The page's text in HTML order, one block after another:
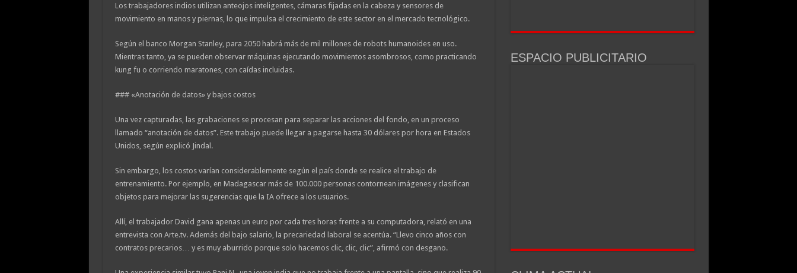
Los trabajadores indios utilizan anteojos inteligentes, cámaras fijadas en la cabeza y sensores de
movimiento en manos y piernas, lo que impulsa el crecimiento de este sector en el mercado tecnológico.
Según el banco Morgan Stanley, para 2050 habrá más de mil millones de robots humanoides en uso.
Mientras tanto, ya se pueden observar máquinas ejecutando movimientos asombrosos, como practicando
kung fu o corriendo maratones, con caídas incluidas.
### «Anotación de datos» y bajos costos
Una vez capturadas, las grabaciones se procesan para separar las acciones del fondo, en un proceso
llamado “anotación de datos”. Este trabajo puede llegar a pagarse hasta 30 dólares por hora en Estados
Unidos, según explicó Jindal.
Sin embargo, los costos varían considerablemente según el país donde se realice el trabajo de
entrenamiento. Por ejemplo, en Madagascar más de 100.000 personas contornean imágenes y clasifican
objetos para mejorar las sugerencias que la IA ofrece a los usuarios.
Allí, el trabajador David gana apenas un euro por cada tres horas frente a su computadora, relató en una
entrevista con Arte.tv. Además del bajo salario, la precariedad laboral se acentúa. “Llevo cinco años con
contratos precarios… y es muy aburrido porque solo hacemos clic, clic, clic”, afirmó con desgano.
ESPACIO PUBLICITARIO